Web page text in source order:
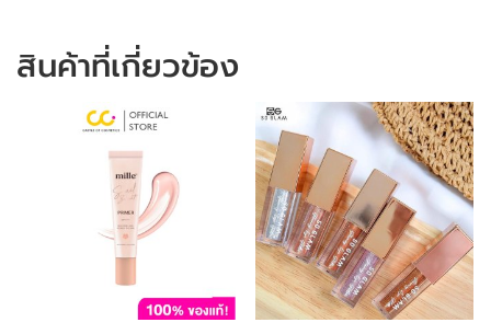
สินค้าที่เกี่ยวข้อง